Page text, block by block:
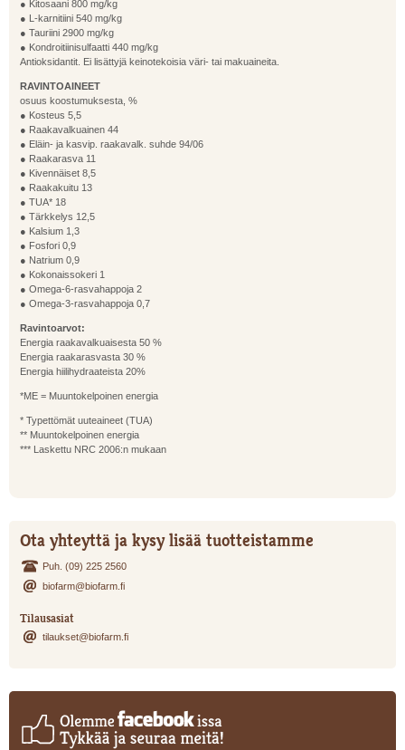
● Kitosaani 800 mg/kg
● L-karnitiini 540 mg/kg
● Tauriini 2900 mg/kg
● Kondroitiinisulfaatti 440 mg/kg
Antioksidantit. Ei lisättyjä keinotekoisia väri- tai makuaineita.
RAVINTOAINEET
osuus koostumuksesta, %
● Kosteus 5,5
● Raakavalkuainen 44
● Eläin- ja kasvip. raakavalk. suhde 94/06
● Raakarasva 11
● Kivennäiset 8,5
● Raakakuitu 13
● TUA* 18
● Tärkkelys 12,5
● Kalsium 1,3
● Fosfori 0,9
● Natrium 0,9
● Kokonaissokeri 1
● Omega-6-rasvahappoja 2
● Omega-3-rasvahappoja 0,7
Ravintoarvot:
Energia raakavalkuaisesta 50 %
Energia raakarasvasta 30 %
Energia hiilihydraateista 20%
*ME = Muuntokelpoinen energia
* Typettömät uuteaineet (TUA)
** Muuntokelpoinen energia
*** Laskettu NRC 2006:n mukaan
Ota yhteyttä ja kysy lisää tuotteistamme
Puh. (09) 225 2560
biofarm@biofarm.fi
Tilausasiat
tilaukset@biofarm.fi